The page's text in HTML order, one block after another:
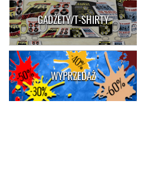
GADŻETY/T-SHIRTY
WYPRZEDAŻ